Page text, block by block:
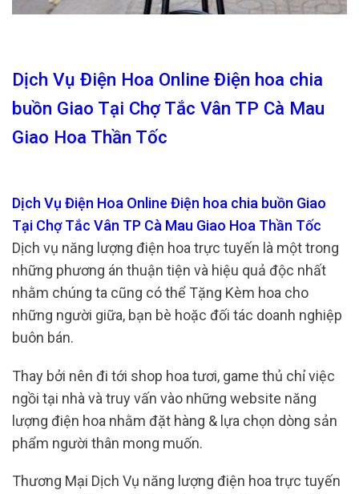
Dịch Vụ Điện Hoa Online Điện hoa chia
buồn Giao Tại Chợ Tắc Vân TP Cà Mau
Giao Hoa Thần Tốc
Dịch Vụ Điện Hoa Online Điện hoa chia buồn Giao
Tại Chợ Tắc Vân TP Cà Mau Giao Hoa Thần Tốc
Dịch vụ năng lượng điện hoa trực tuyến là một trong
những phương án thuận tiện và hiệu quả độc nhất
nhằm chúng ta cũng có thể Tặng Kèm hoa cho
những người giữa, bạn bè hoặc đối tác doanh nghiệp
buôn bán.
Thay bởi nên đi tới shop hoa tươi, game thủ chỉ việc
ngồi tại nhà và truy vấn vào những website năng
lượng điện hoa nhằm đặt hàng & lựa chọn dòng sản
phẩm người thân mong muốn.
Thương Mại Dịch Vụ năng lượng điện hoa trực tuyến